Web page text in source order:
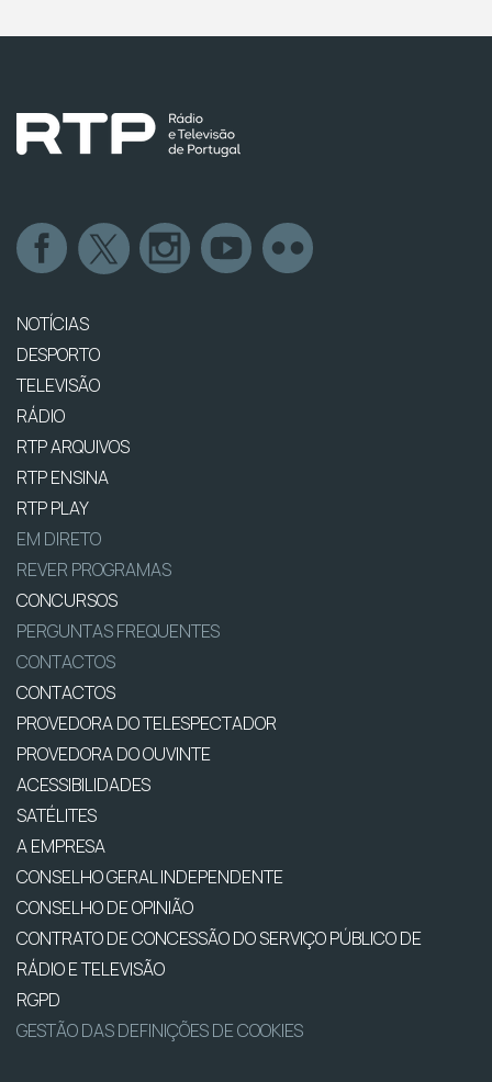
NOTÍCIAS
DESPORTO
TELEVISÃO
RÁDIO
RTP ARQUIVOS
RTP ENSINA
RTP PLAY
EM DIRETO
REVER PROGRAMAS
CONCURSOS
PERGUNTAS FREQUENTES
CONTACTOS
CONTACTOS
PROVEDORA DO TELESPECTADOR
PROVEDORA DO OUVINTE
ACESSIBILIDADES
SATÉLITES
A EMPRESA
CONSELHO GERAL INDEPENDENTE
CONSELHO DE OPINIÃO
CONTRATO DE CONCESSÃO DO SERVIÇO PÚBLICO DE
RÁDIO E TELEVISÃO
RGPD
GESTÃO DAS DEFINIÇÕES DE COOKIES